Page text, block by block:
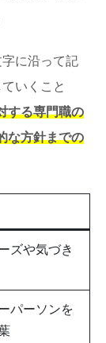
に沿って記
いくこと
する専門職の
な方針までの
ズや気づき
パーソンを